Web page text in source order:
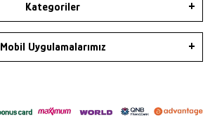
Kategoriler
Mobil Uygulamalarımız